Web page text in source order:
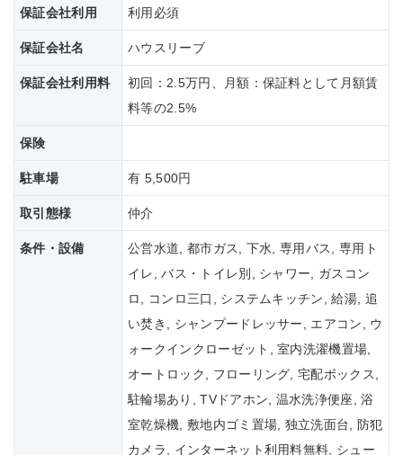
保証会社利用 利用必須
保証会社名 ハウスリーブ
保証会社利用料
初回：2.5万円、月額：保証料として月額賃
料等の2.5%
保険
駐車場 有 5,500円
取引態様 仲介
条件・設備
公営水道, 都市ガス, 下水, 専用バス, 専用ト
イレ, バス・トイレ別, シャワー, ガスコン
ロ, コンロ三口, システムキッチン, 給湯, 追
い焚き, シャンプードレッサー, エアコン, ウ
ォークインクローゼット, 室内洗濯機置場,
オートロック, フローリング, 宅配ボックス,
駐輪場あり, TVドアホン, 温水洗浄便座, 浴
室乾燥機, 敷地内ゴミ置場, 独立洗面台, 防犯
カメラ, インターネット利用料無料, シュー